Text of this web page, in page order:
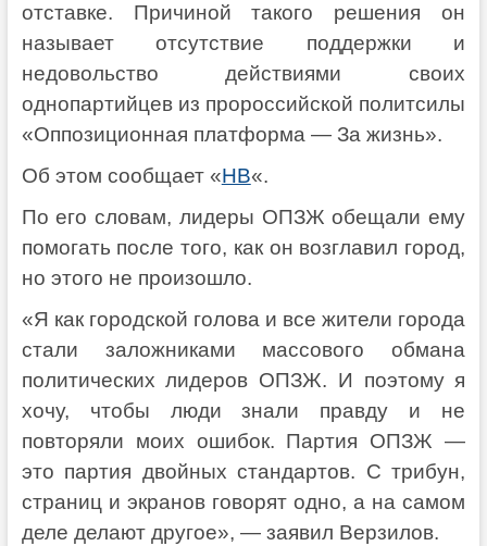
отставке. Причиной такого решения он
называет отсутствие поддержки и
недовольство действиями своих
однопартийцев из пророссийской политсилы
«Оппозиционная платформа — За жизнь».
Об этом сообщает «НВ«.
По его словам, лидеры ОПЗЖ обещали ему
помогать после того, как он возглавил город,
но этого не произошло.
«Я как городской голова и все жители города
стали заложниками массового обмана
политических лидеров ОПЗЖ. И поэтому я
хочу, чтобы люди знали правду и не
повторяли моих ошибок. Партия ОПЗЖ —
это партия двойных стандартов. С трибун,
страниц и экранов говорят одно, а на самом
деле делают другое», — заявил Верзилов.